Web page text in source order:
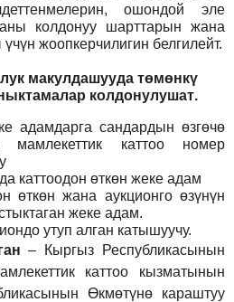
ошондой эле
колдонуу шарттарын жана
жоопкерчилигин белгилейт.
макулдашууда төмөнкү
колдонулушат.
адамдарга сандардын өзгөчө
мамлекеттик каттоо номер
каттоодон өткөн жеке адам
өткөн жана аукционго өзүнүн
жеке адам.
утуп алган катышуучу.
–
Кыргыз Республикасынын
каттоо кызматынын
Өкмөтүнө караштуу